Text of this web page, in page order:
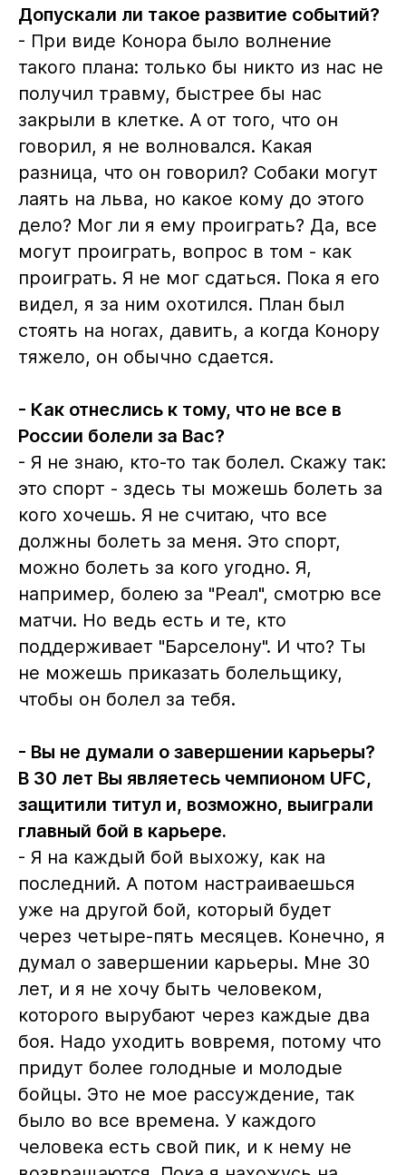
Допускали ли такое развитие событий?
- При виде Конора было волнение
такого плана: только бы никто из нас не
получил травму, быстрее бы нас
закрыли в клетке. А от того, что он
говорил, я не волновался. Какая
разница, что он говорил? Собаки могут
лаять на льва, но какое кому до этого
дело? Мог ли я ему проиграть? Да, все
могут проиграть, вопрос в том - как
проиграть. Я не мог сдаться. Пока я его
видел, я за ним охотился. План был
стоять на ногах, давить, а когда Конору
тяжело, он обычно сдается.
- Как отнеслись к тому, что не все в
России болели за Вас?
- Я не знаю, кто-то так болел. Скажу так:
это спорт - здесь ты можешь болеть за
кого хочешь. Я не считаю, что все
должны болеть за меня. Это спорт,
можно болеть за кого угодно. Я,
например, болею за "Реал", смотрю все
матчи. Но ведь есть и те, кто
поддерживает "Барселону". И что? Ты
не можешь приказать болельщику,
чтобы он болел за тебя.
- Вы не думали о завершении карьеры?
В 30 лет Вы являетесь чемпионом UFC,
защитили титул и, возможно, выиграли
главный бой в карьере.
- Я на каждый бой выхожу, как на
последний. А потом настраиваешься
уже на другой бой, который будет
через четыре-пять месяцев. Конечно, я
думал о завершении карьеры. Мне 30
лет, и я не хочу быть человеком,
которого вырубают через каждые два
боя. Надо уходить вовремя, потому что
придут более голодные и молодые
бойцы. Это не мое рассуждение, так
было во все времена. У каждого
человека есть свой пик, и к нему не